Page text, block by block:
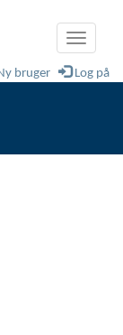
Toggle
Log på
bruger